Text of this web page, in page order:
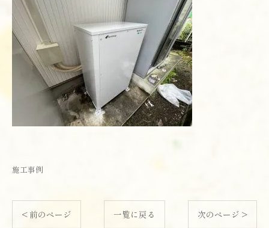
施工事例
< 前のページ 一覧に戻る 次のページ >